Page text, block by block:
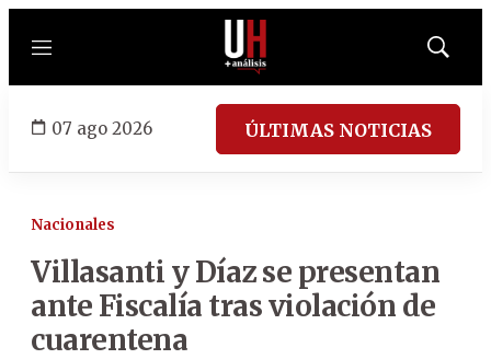
Menú
Mostrar
07 ago 2026 ÚLTIMAS NOTICIAS
Nacionales
Villasanti y Díaz se presentan
ante Fiscalía tras violación de
cuarentena